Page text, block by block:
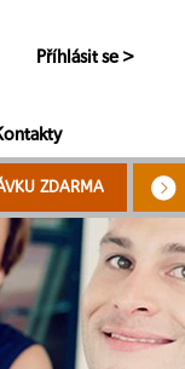
Příhlásit se >
ZDARMA